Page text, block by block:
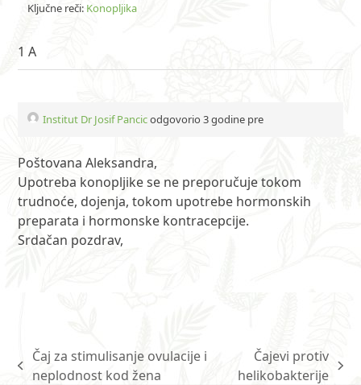
Ključne reči: Konopljika
1 A
Institut Dr Josif Pancicodgovorio 3 godine pre
Poštovana Aleksandra,
Upotreba konopljike se ne preporučuje tokom
trudnoće, dojenja, tokom upotrebe hormonskih
preparata i hormonske kontracepcije.
Srdačan pozdrav,
previous
Čaj za stimulisanje ovulacije i
neplodnost kod žena
next
Čajevi protiv
helikobakterije